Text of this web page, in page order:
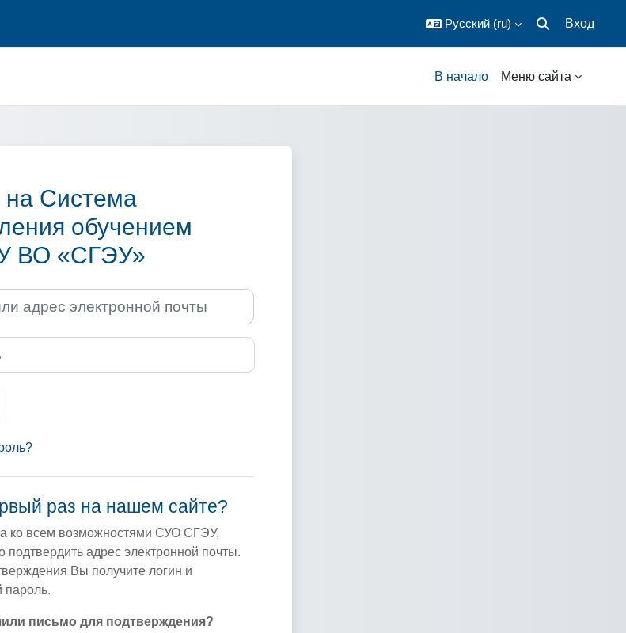
Русский ‎(ru)‎
Изменить
Вход
В начало Меню сайта
на Система
обучением
ВО «СГЭУ»
электронной почты
раз на нашем сайте?
ко всем возможностями СУО СГЭУ,
подтвердить адрес электронной почты.
Вы получите логин и
пароль.
письмо для подтверждения?